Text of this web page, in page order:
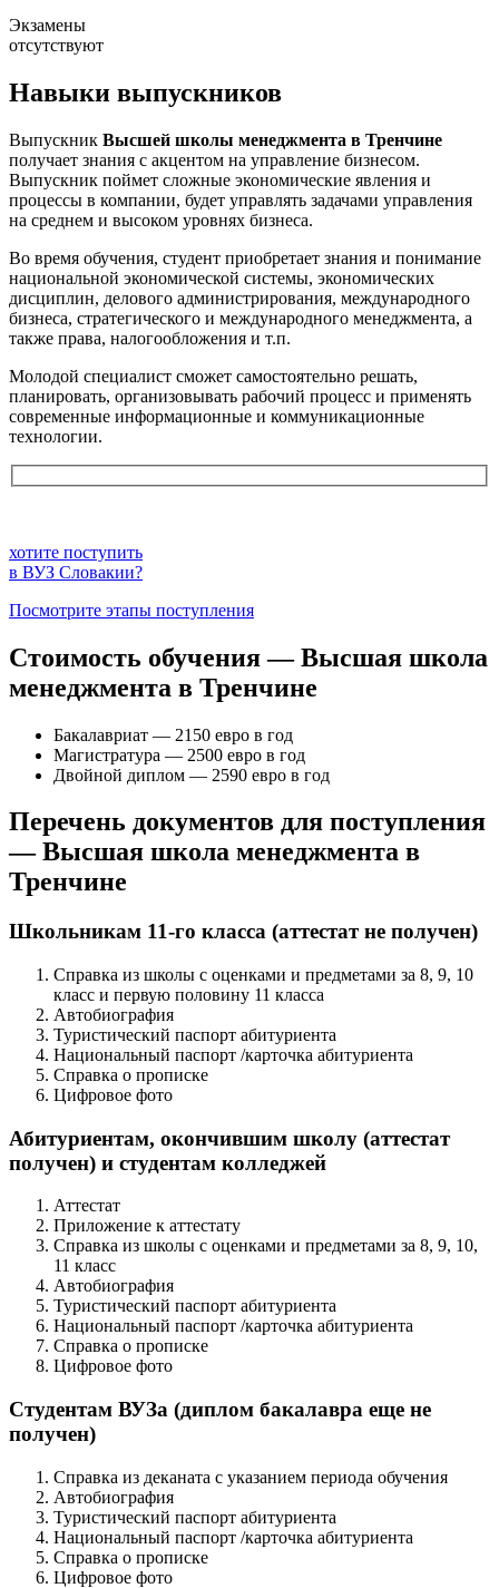
Экзамены
отсутствуют
Навыки выпускников
Выпускник Высшей школы менеджмента в Тренчине
получает знания с акцентом на управление бизнесом.
Выпускник поймет сложные экономические явления и
процессы в компании, будет управлять задачами управления
на среднем и высоком уровнях бизнеса.
Во время обучения, студент приобретает знания и понимание
национальной экономической системы, экономических
дисциплин, делового администрирования, международного
бизнеса, стратегического и международного менеджмента, а
также права, налогообложения и т.п.
Молодой специалист сможет самостоятельно решать,
планировать, организовывать рабочий процесс и применять
современные информационные и коммуникационные
технологии.
хотите поступить
в ВУЗ Словакии?
Посмотрите этапы поступления
Стоимость обучения — Высшая школа
менеджмента в Тренчине
Бакалавриат — 2150 евро в год
Магистратура — 2500 евро в год
Двойной диплом — 2590 евро в год
Перечень документов для поступления
— Высшая школа менеджмента в
Тренчине
Школьникам 11-го класса (аттестат не получен)
Справка из школы с оценками и предметами за 8, 9, 10
класс и первую половину 11 класса
Автобиография
Туристический паспорт абитуриента
Национальный паспорт /карточка абитуриента
Справка о прописке
Цифровое фото
Абитуриентам, окончившим школу (аттестат
получен) и студентам колледжей
Аттестат
Приложение к аттестату
Справка из школы с оценками и предметами за 8, 9, 10,
11 класс
Автобиография
Туристический паспорт абитуриента
Национальный паспорт /карточка абитуриента
Справка о прописке
Цифровое фото
Студентам ВУЗа (диплом бакалавра еще не
получен)
Справка из деканата с указанием периода обучения
Автобиография
Туристический паспорт абитуриента
Национальный паспорт /карточка абитуриента
Справка о прописке
Цифровое фото